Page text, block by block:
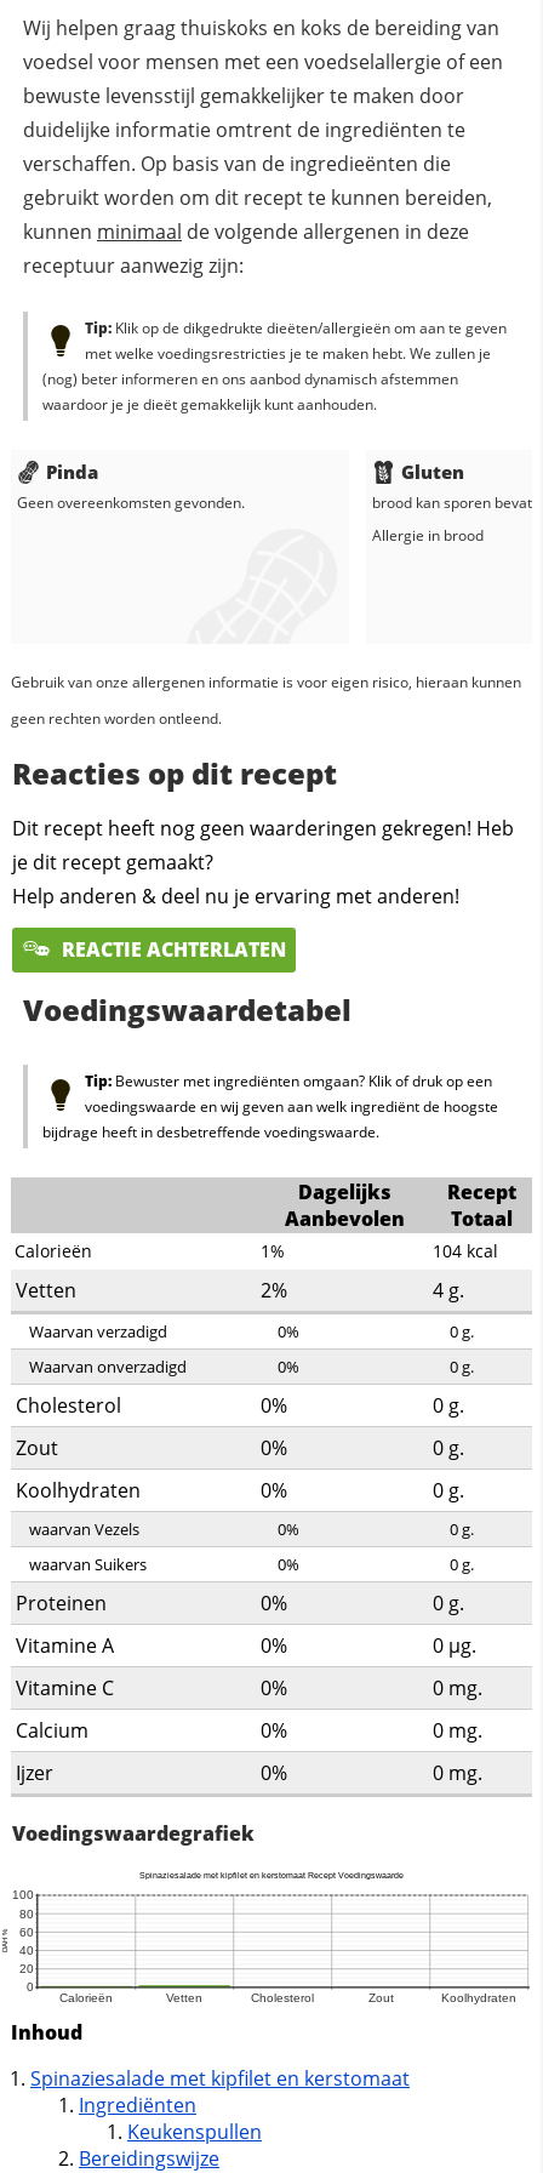
Wij helpen graag thuiskoks en koks de bereiding van
voedsel voor mensen met een voedselallergie of een
bewuste levensstijl gemakkelijker te maken door
duidelijke informatie omtrent de ingrediënten te
verschaffen. Op basis van de ingredieënten die
gebruikt worden om dit recept te kunnen bereiden,
kunnen minimaal de volgende allergenen in deze
receptuur aanwezig zijn:
Tip:Klik op de dikgedrukte dieëten/allergieën om aan te geven
met welke voedingsrestricties je te maken hebt. We zullen je
(nog) beter informeren en ons aanbod dynamisch afstemmen
waardoor je je dieët gemakkelijk kunt aanhouden.
Pinda
Geen overeenkomsten gevonden.
Gluten
broodkan sporen
Allergie in brood
Gebruik van onze allergenen informatie is voor eigen risico, hieraan kunnen
geen rechten worden ontleend.
Reacties op dit recept
Dit recept heeft nog geen waarderingen gekregen! Heb
je dit recept gemaakt?
Help anderen & deel nu je ervaring met anderen!
REACTIE ACHTERLATEN
Voedingswaardetabel
Tip:Bewuster met ingrediënten omgaan? Klik of druk op een
voedingswaarde en wij geven aan welk ingrediënt de hoogste
bijdrage heeft in desbetreffende voedingswaarde.
Dagelijks
Aanbevolen
Recept
Totaal
Calorieën 1% 104 kcal
Vetten 2% 4g.
Waarvan verzadigd 0% 0g.
Waarvan onverzadigd
0% 0g.
Cholesterol 0% 0g.
Zout
0% 0g.
Koolhydraten
0% 0g.
waarvan Vezels 0% 0g.
waarvan Suikers
0% 0g.
Proteinen 0% 0g.
Vitamine A
0% 0 µg.
Vitamine C
0% 0 mg.
Calcium
0% 0 mg.
Ijzer
0% 0 mg.
Voedingswaardegrafiek
Inhoud
Spinaziesalade met kipfilet en kerstomaat
Ingrediënten
Keukenspullen
Bereidingswijze